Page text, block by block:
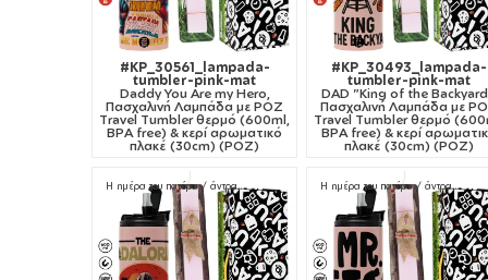
#KP_30561_lampada-
tumbler-pink-mat
Daddy You Are my Hero,
Πασχαλινή Λαμπάδα με ΡΟΖ
Travel Tumbler θερμό (600ml,
BPA free) & κερί αρωματικό
πλακέ (30cm) (ΡΟΖ)
#KP_30493_lampada-
tumbler-pink-mat
DAD "King of the
Πασχαλινή Λαμπάδα με
Travel Tumbler θερμό
BPA free) & κερί
πλακέ (30cm) (ΡΟΖ)
Η ημέρα του πατέρα / άντρα Η ημέρα του πατέρα / άντρα